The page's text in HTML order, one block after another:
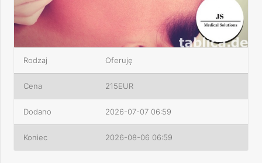
Rodzaj Oferuję
Cena 215EUR
Dodano 2026-07-07 06:59
Koniec 2026-08-06 06:59